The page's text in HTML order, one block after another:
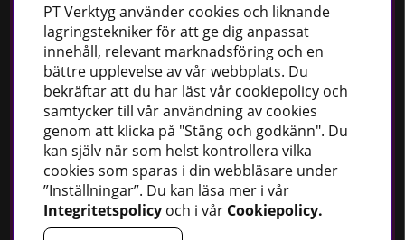
Nyheter
Guider
Facebook
Instagram
PT Verktyg AB
Stationsvägen 30
541 77 Skövde
Sverige
PTVerktyg använder cookies och liknande
lagringstekniker för att ge dig anpassat
innehåll, relevant marknadsföring och en
bättre upplevelse av vår webbplats. Du
bekräftar att du har läst vår cookiepolicy och
samtycker till vår användning av cookies
genom att klicka på "Stäng och godkänn". Du
kan själv när som helst kontrollera vilka
cookies som sparas i din webbläsare under
”Inställningar”. Du kan läsa mer i vår
Integritetspolicy och i vår Cookiepolicy.